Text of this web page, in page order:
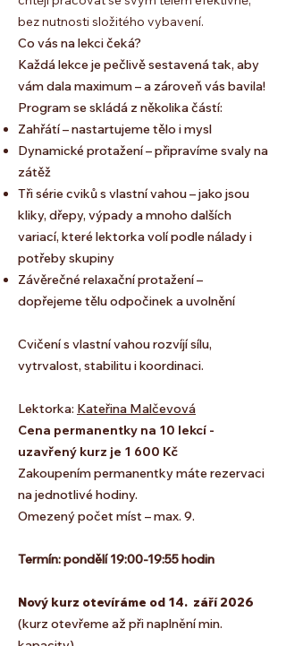
bez nutnosti složitého vybavení.
Co vás na lekci čeká?
Každá lekce je pečlivě sestavená tak, aby
vám dala maximum – a zároveň vás bavila!
Program se skládá z několika částí:
Zahřátí – nastartujeme tělo i mysl
Dynamické protažení – připravíme svaly na
zátěž
Tři série cviků s vlastní vahou – jako jsou
kliky, dřepy, výpady a mnoho dalších
variací, které lektorka volí podle nálady i
potřeby skupiny
Závěrečné relaxační protažení –
dopřejeme tělu odpočinek a uvolnění
Cvičení s vlastní vahou rozvíjí sílu,
vytrvalost, stabilitu i koordinaci.
Lektorka: Kateřina Malčevová
Cena permanentky na 10 lekcí -
uzavřený kurz je 1 600 Kč
Zakoupením permanentky máte rezervaci
na jednotlivé hodiny.
Omezený počet míst – max. 9.
Termín: pondělí 19:00-19:55hodin
Nový kurz otevíráme od 14. září 2026
(kurz otevřeme až při naplnění min.